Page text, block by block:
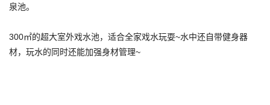
泉池。
300㎡的超大室外戏水池，适合全家戏水玩耍~水中还自带健身器
材，玩水的同时还能加强身材管理~